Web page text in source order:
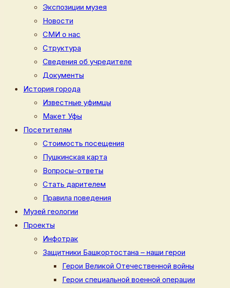
Экспозиции музея
Новости
СМИ о нас
Структура
Сведения об учредителе
Документы
История города
Известные уфимцы
Макет Уфы
Посетителям
Стоимость посещения
Пушкинская карта
Вопросы-ответы
Стать дарителем
Правила поведения
Музей геологии
Проекты
Инфотрак
Защитники Башкортостана – наши герои
Герои Великой Отечественной войны
Герои специальной военной операции